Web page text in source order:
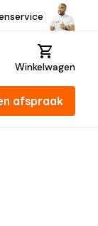
Winkelwagen
afspraak